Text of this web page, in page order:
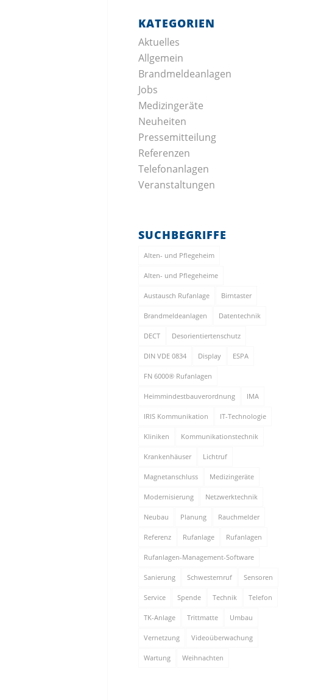
KATEGORIEN
Aktuelles
Allgemein
Brandmeldeanlagen
Jobs
Medizingeräte
Neuheiten
Pressemitteilung
Referenzen
Telefonanlagen
Veranstaltungen
SUCHBEGRIFFE
Alten- und Pflegeheim
Alten- und Pflegeheime
Austausch Rufanlage Birntaster
Brandmeldeanlagen Datentechnik
DECT Desorientiertenschutz
DIN VDE 0834 Display ESPA
FN 6000® Rufanlagen
Heimmindestbauverordnung IMA
IRIS Kommunikation IT-Technologie
Kliniken Kommunikationstechnik
Krankenhäuser Lichtruf
Magnetanschluss Medizingeräte
Modernisierung Netzwerktechnik
Neubau Planung Rauchmelder
Referenz Rufanlage Rufanlagen
Rufanlagen-Management-Software
Sanierung Schwesternruf Sensoren
Service Spende Technik Telefon
TK-Anlage Trittmatte Umbau
Vernetzung Videoüberwachung
Wartung Weihnachten